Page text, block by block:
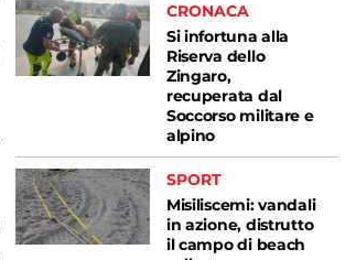
CRONACA
Si infortuna alla
Riserva dello
Zingaro,
recuperata dal
Soccorso militare e
alpino
SPORT
Misiliscemi: vandali
in azione, distrutto
il campo di beach